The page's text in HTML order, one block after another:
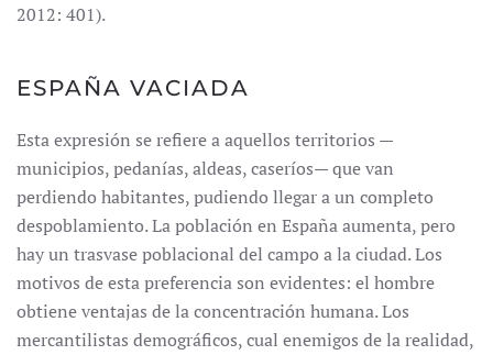
2012: 401).
ESPAÑA VACIADA
Esta expresión se refiere a aquellos territorios —
municipios, pedanías, aldeas, caseríos— que van
perdiendo habitantes, pudiendo llegar a un completo
despoblamiento. La población en España aumenta, pero
hay un trasvase poblacional del campo a la ciudad. Los
motivos de esta preferencia son evidentes: el hombre
obtiene ventajas de la concentración humana. Los
mercantilistas demográficos, cual enemigos de la realidad,